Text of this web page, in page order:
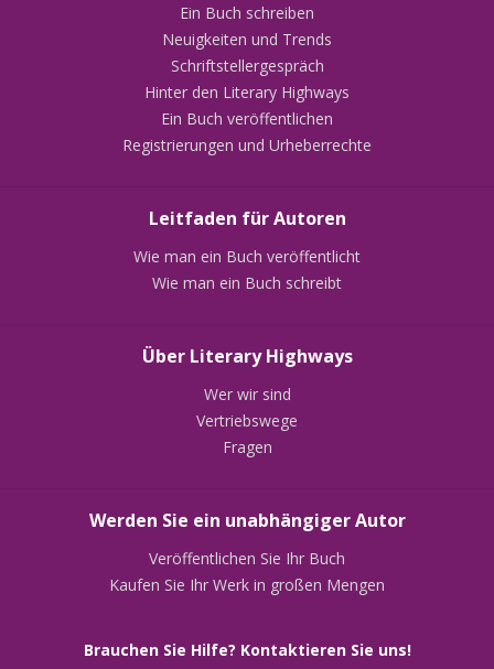
Ein Buch schreiben
Neuigkeiten und Trends
Schriftstellergespräch
Hinter den Literary Highways
Ein Buch veröffentlichen
Registrierungen und Urheberrechte
Leitfaden für Autoren
Wie man ein Buch veröffentlicht
Wie man ein Buch schreibt
Über Literary Highways
Wer wir sind
Vertriebswege
Fragen
Werden Sie ein unabhängiger Autor
Veröffentlichen Sie Ihr Buch
Kaufen Sie Ihr Werk in großen Mengen
Brauchen Sie Hilfe? Kontaktieren Sie uns!